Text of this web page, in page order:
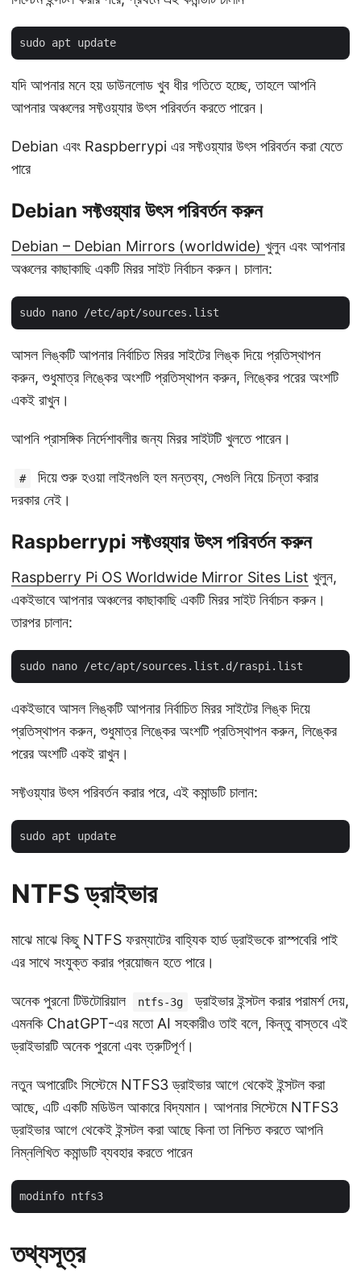
যদি আপনার মনে হয় ডাউনলোড খুব ধীর গতিতে হচ্ছে, তাহলে আপনি
আপনার অঞ্চলের সফ্টওয়্যার উৎস পরিবর্তন করতে পারেন।
Debian এবং Raspberrypi এর সফ্টওয়্যার উৎস পরিবর্তন করা যেতে
পারে
Debian সফ্টওয়্যার উৎস পরিবর্তন করুন
Debian – Debian Mirrors (worldwide) খুলুন এবং আপনার
অঞ্চলের কাছাকাছি একটি মিরর সাইট নির্বাচন করুন। চালান:
আসল লিঙ্কটি আপনার নির্বাচিত মিরর সাইটের লিঙ্ক দিয়ে প্রতিস্থাপন
করুন, শুধুমাত্র লিঙ্কের অংশটি প্রতিস্থাপন করুন, লিঙ্কের পরের অংশটি
একই রাখুন।
আপনি প্রাসঙ্গিক নির্দেশাবলীর জন্য মিরর সাইটটি খুলতে পারেন।
#
দিয়ে শুরু হওয়া লাইনগুলি হল মন্তব্য, সেগুলি নিয়ে চিন্তা করার
দরকার নেই।
Raspberrypi সফ্টওয়্যার উৎস পরিবর্তন করুন
Raspberry Pi OS Worldwide Mirror Sites List খুলুন,
একইভাবে আপনার অঞ্চলের কাছাকাছি একটি মিরর সাইট নির্বাচন করুন।
তারপর চালান:
একইভাবে আসল লিঙ্কটি আপনার নির্বাচিত মিরর সাইটের লিঙ্ক দিয়ে
প্রতিস্থাপন করুন, শুধুমাত্র লিঙ্কের অংশটি প্রতিস্থাপন করুন, লিঙ্কের
পরের অংশটি একই রাখুন।
সফ্টওয়্যার উৎস পরিবর্তন করার পরে, এই কমান্ডটি চালান:
NTFS ড্রাইভার
মাঝে মাঝে কিছু NTFS ফরম্যাটের বাহ্যিক হার্ড ড্রাইভকে রাস্পবেরি পাই
এর সাথে সংযুক্ত করার প্রয়োজন হতে পারে।
অনেক পুরনো টিউটোরিয়াল ntfs-3g
ড্রাইভার ইন্সটল করার পরামর্শ দেয়,
এমনকি ChatGPT-এর মতো AI সহকারীও তাই বলে, কিন্তু বাস্তবে এই
ড্রাইভারটি অনেক পুরনো এবং ত্রুটিপূর্ণ।
নতুন অপারেটিং সিস্টেমে NTFS3 ড্রাইভার আগে থেকেই ইন্সটল করা
আছে, এটি একটি মডিউল আকারে বিদ্যমান। আপনার সিস্টেমে NTFS3
ড্রাইভার আগে থেকেই ইন্সটল করা আছে কিনা তা নিশ্চিত করতে আপনি
নিম্নলিখিত কমান্ডটি ব্যবহার করতে পারেন
তথ্যসূত্র